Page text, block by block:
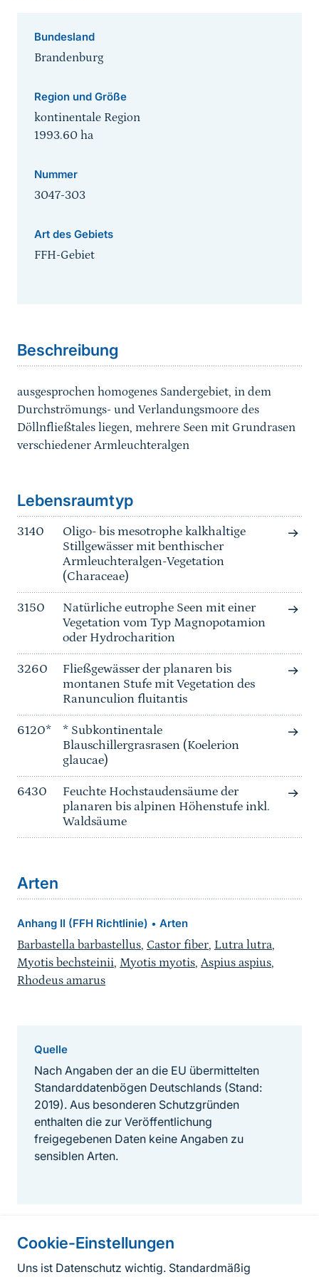
Cookie-Einstellungen
Uns ist Datenschutz wichtig. Standardmäßig
Bundesland
Brandenburg
Region und Größe
kontinentale Region
1993.60 ha
Nummer
3047-303
Art des Gebiets
FFH-Gebiet
Beschreibung
ausgesprochen homogenes Sandergebiet, in dem
Durchströmungs- und Verlandungsmoore des
Döllnfließtales liegen, mehrere Seen mit Grundrasen
verschiedener Armleuchteralgen
Lebensraumtyp
3140
Oligo- bis mesotrophe kalkhaltige
Stillgewässer mit benthischer
Armleuchteralgen-Vegetation
(Characeae)
3150
Natürliche eutrophe Seen mit einer
Vegetation vom Typ Magnopotamion
oder Hydrocharition
3260
Fließgewässer der planaren bis
montanen Stufe mit Vegetation des
Ranunculion fluitantis
6120*
* Subkontinentale
Blauschillergrasrasen (Koelerion
glaucae)
6430
Feuchte Hochstaudensäume der
planaren bis alpinen Höhenstufe inkl.
Waldsäume
Arten
Anhang II (FFH Richtlinie) • Arten
Barbastella barbastellus, Castor fiber, Lutra lutra,
Myotis bechsteinii, Myotis myotis, Aspius aspius,
Rhodeus amarus
Quelle
Nach Angaben der an die EU übermittelten
Standarddatenbögen Deutschlands (Stand:
2019). Aus besonderen Schutzgründen
enthalten die zur Veröffentlichung
freigegebenen Daten keine Angaben zu
sensiblen Arten.
Informationen zur Seite